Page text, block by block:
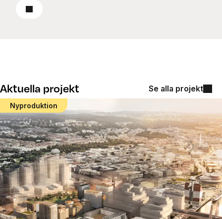
Läs om smarta lösningar
Aktuella projekt Se alla projekt
Nyproduktion